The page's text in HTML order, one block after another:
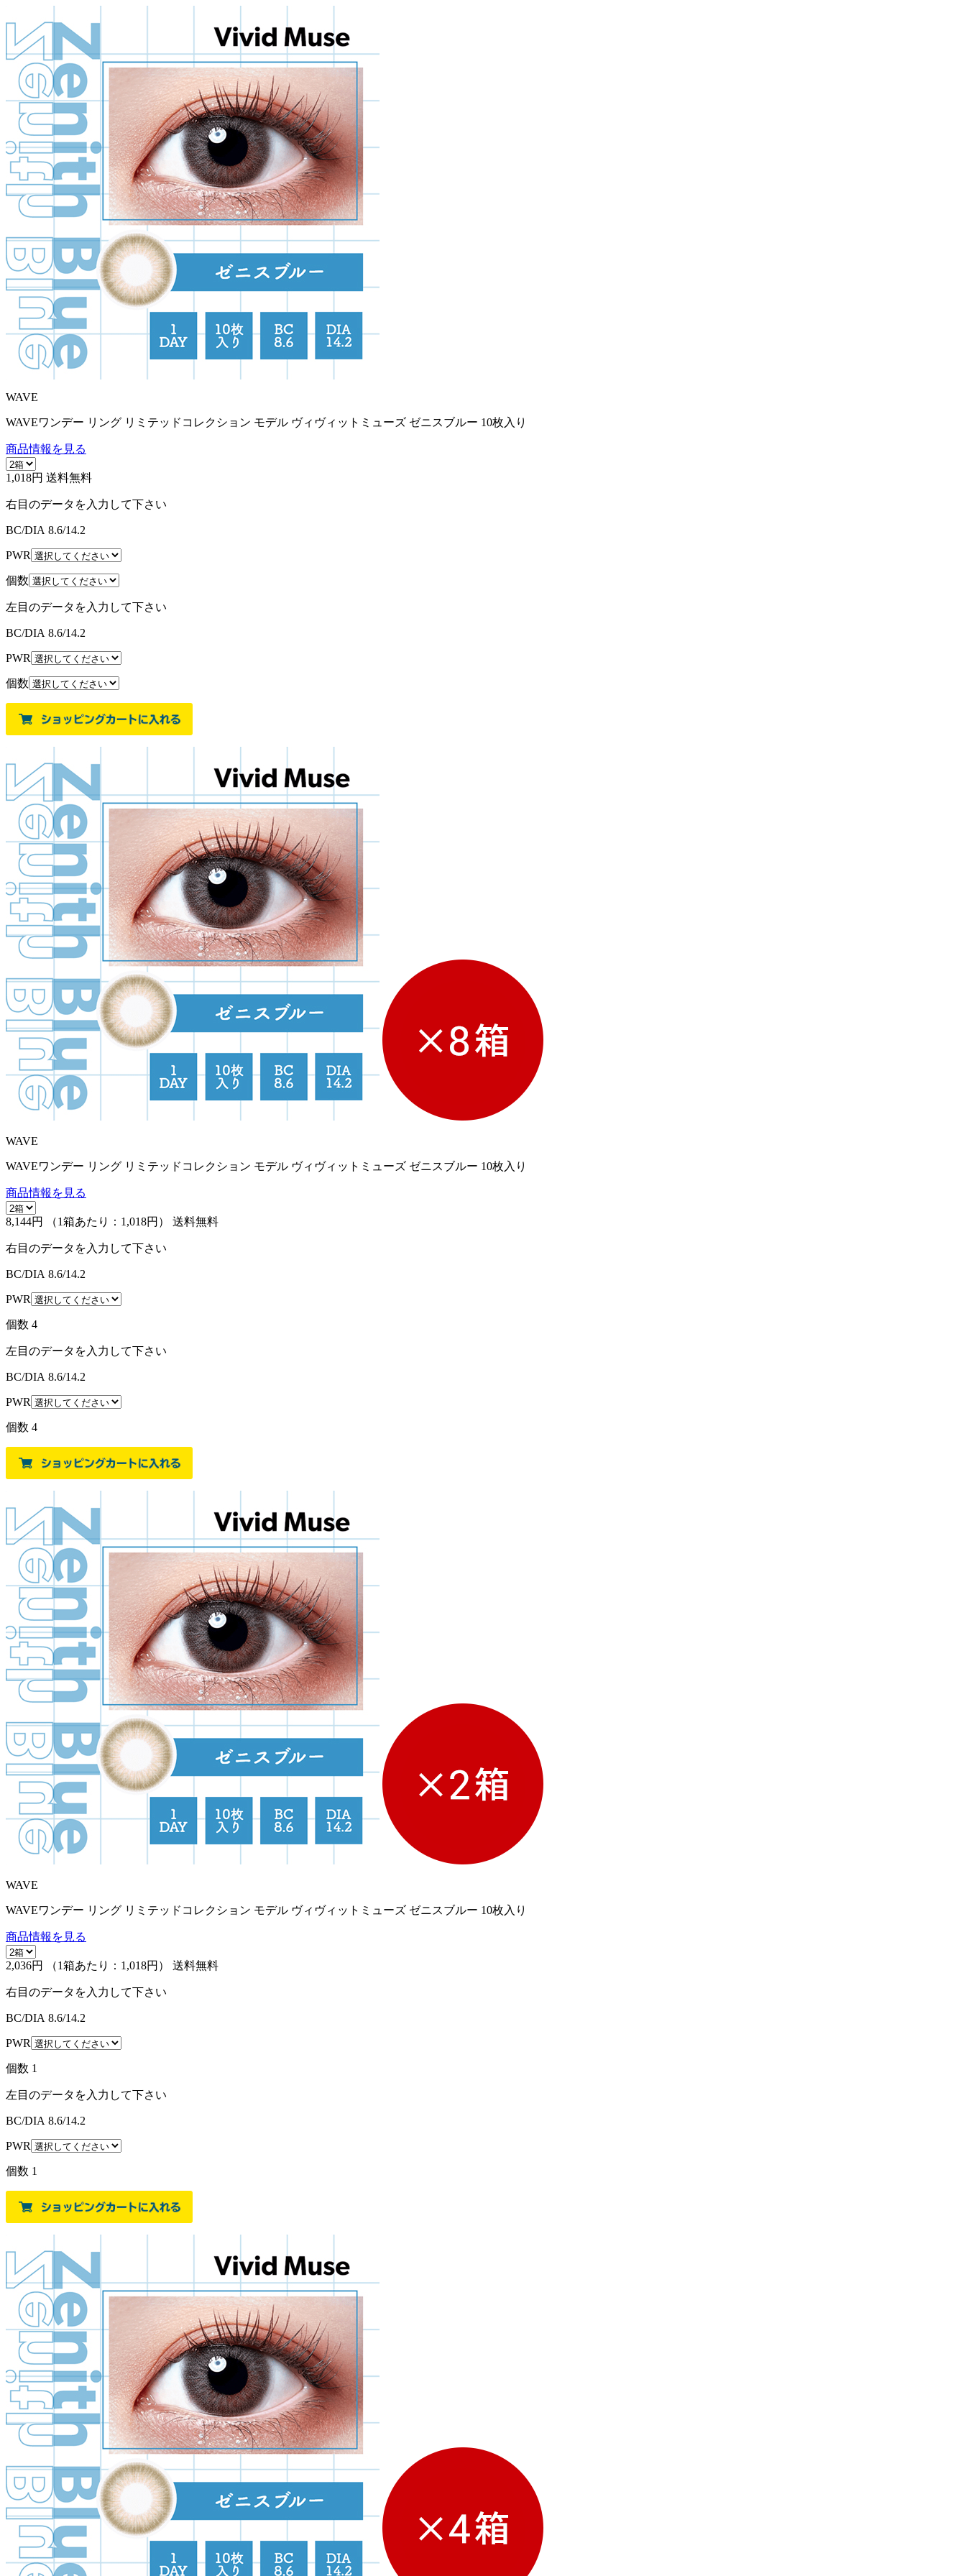
WAVE
WAVEワンデー リング リミテッドコレクション モデル ヴィヴィットミューズ ゼニスブルー 10枚入り
商品情報を見る
1,018円 送料無料
右目のデータを入力して下さい
BC/DIA 8.6/14.2
PWR
個数
左目のデータを入力して下さい
BC/DIA 8.6/14.2
PWR
個数
WAVE
WAVEワンデー リング リミテッドコレクション モデル ヴィヴィットミューズ ゼニスブルー 10枚入り
商品情報を見る
8,144円 （1箱あたり： 1,018円 ） 送料無料
右目のデータを入力して下さい
BC/DIA 8.6/14.2
PWR
個数 4
左目のデータを入力して下さい
BC/DIA 8.6/14.2
PWR
個数 4
WAVE
WAVEワンデー リング リミテッドコレクション モデル ヴィヴィットミューズ ゼニスブルー 10枚入り
商品情報を見る
2,036円 （1箱あたり： 1,018円 ） 送料無料
右目のデータを入力して下さい
BC/DIA 8.6/14.2
PWR
個数 1
左目のデータを入力して下さい
BC/DIA 8.6/14.2
PWR
個数 1